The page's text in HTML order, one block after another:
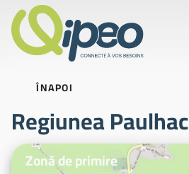
ÎNAPOI
Regiunea Paulhac
Fotografii ilustrative
Zonă de primire